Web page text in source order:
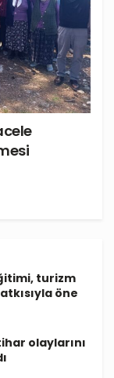
turizm
öne
olaylarını